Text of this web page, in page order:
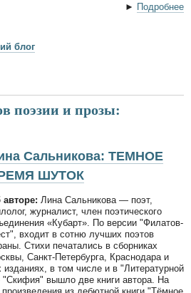
► Подробнее
блог
поэзии и прозы:
Сальникова: ТЕМНОЕ
ШУТОК
Лина Сальникова — поэт,
журналист, член поэтического
«Кубарт». По версии "Филатов-
входит в сотню лучших поэтов
Стихи печатались в сборниках
Санкт-Петербурга, Краснодара и
изданиях, в том числе и в "Литературной
"Скифия" вышло две книги автора. На